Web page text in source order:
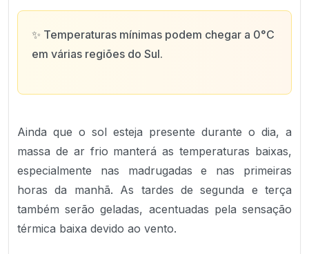
✨ Temperaturas mínimas podem chegar a 0°C
em várias regiões do Sul.
Ainda que o sol esteja presente durante o dia, a
massa de ar frio manterá as temperaturas baixas,
especialmente nas madrugadas e nas primeiras
horas da manhã. As tardes de segunda e terça
também serão geladas, acentuadas pela sensação
térmica baixa devido ao vento.